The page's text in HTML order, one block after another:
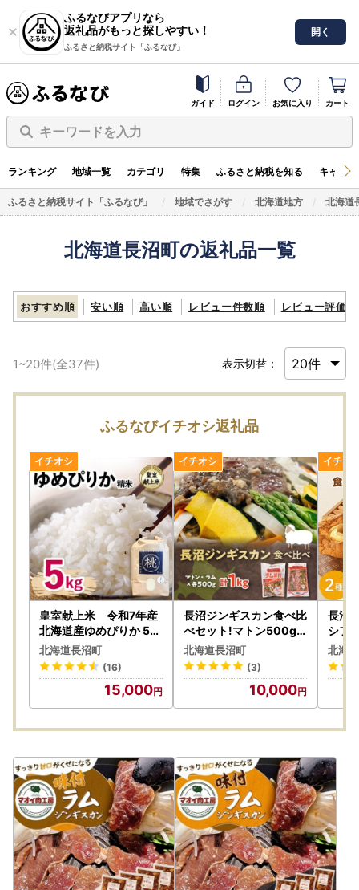
ふるなびアプリなら
返礼品がもっと探しやすい！
ふるさと納税サイト「ふるなび」
開く
ガイド ログイン お気に入り カート
キーワードを入力
ランキング 地域一覧 カテゴリ 特集 ふるさと納税を知る キャン
ふるさと納税サイト「ふるなび」 地域でさがす 北海道地方 北海道
北海道長沼町の返礼品一覧
おすすめ順 安い順 高い順 レビュー件数順 レビュー評価順
1~20件(全37件) 表示切替：
ふるなびイチオシ返礼品
皇室献上米 令和7年産
北海道産ゆめぴりか 5k
g精米 美味しいお米 特A
ランク コメ 白米_ 精米
米 ゆめぴりか 米 _【120
北海道長沼町
(16)
15,000
長沼ジンギスカン食べ比
べセット!マトン500g
・ラム500g_肉 羊肉・
ラム肉（ジンギスカン）
ラム肉 ひつじ ヒツジ ラ
ム ジンギスカン_【配送
不可地域：離島】【136
北海道長沼町
(3)
10,000
長沼
シフ
ン(2
ぱん 菓子・スイーツ ケ
ーキ _【配送不可地域：
北海